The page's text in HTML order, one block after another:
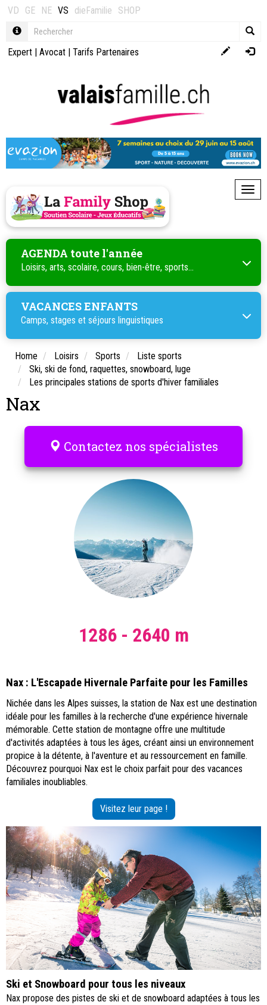
VD GE NE VS dieFamilie SHOP
Expert | Avocat | Tarifs Partenaires
AGENDA toute l'année
Loisirs, arts, scolaire, cours, bien-être, sports...
VACANCES ENFANTS
Camps, stages et séjours linguistiques
Home Loisirs Sports
Liste sports
Ski, ski de fond, raquettes, snowboard, luge
Les principales stations de sports d'hiver familiales
Nax
Contactez nos spécialistes
1286 - 2640 m
Nax : L'Escapade Hivernale Parfaite pour les Familles
Nichée dans les Alpes suisses, la station de Nax est une destination
idéale pour les familles à la recherche d'une expérience hivernale
mémorable. Cette station de montagne offre une multitude
d'activités adaptées à tous les âges, créant ainsi un environnement
propice à la détente, à l'aventure et au ressourcement en famille.
Découvrez pourquoi Nax est le choix parfait pour des vacances
familiales inoubliables.
Visitez leur page !
Ski et Snowboard pour tous les niveaux
Nax propose des pistes de ski et de snowboard adaptées à tous les